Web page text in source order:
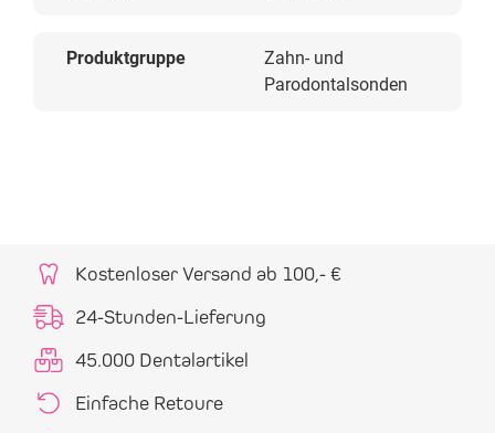
Produktgruppe
Zahn- und
Parodontalsonden
Kostenloser Versand ab 100,- €
24-Stunden-Lieferung
45.000 Dentalartikel
Einfache Retoure